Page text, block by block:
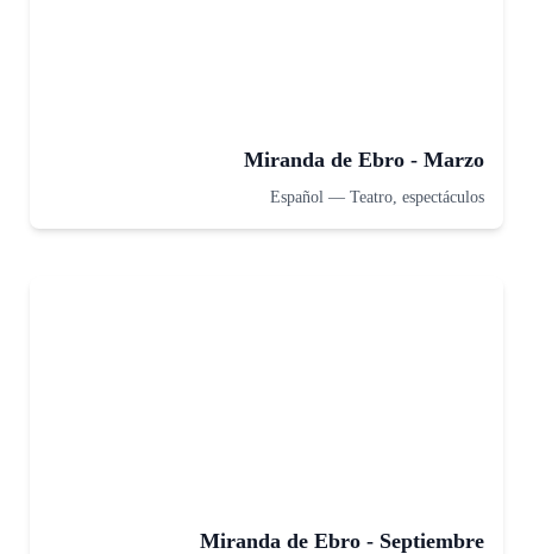
Miranda de Ebro - Marzo
Español — Teatro, espectáculos
Miranda de Ebro - Septiembre